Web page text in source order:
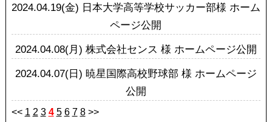
2024.04.19(金) 日本大学高等学校サッカー部様 ホーム
ページ公開
2024.04.08(月) 株式会社センス 様 ホームページ公開
2024.04.07(日) 暁星国際高校野球部 様 ホームページ
公開
<< 1 2 3 4 5 6 7 8>>